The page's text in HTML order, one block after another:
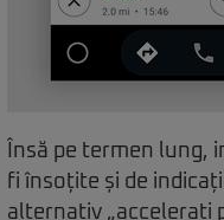
Însă pe termen lung,
fi însoțite și de
alternativ „accelerați